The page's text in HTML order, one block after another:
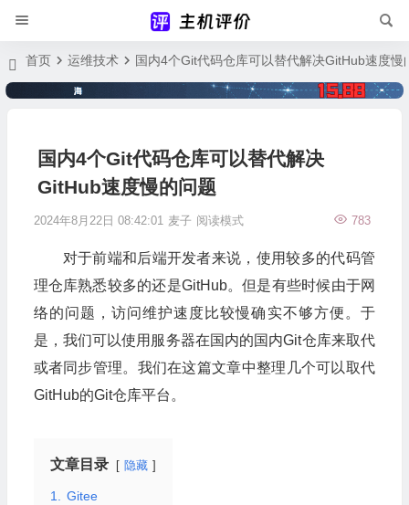
首页 运维技术 国内4个Git代码仓库可以替代解决GitHub速度慢
国内4个Git代码仓库可以替代解决
GitHub速度慢的问题
2024年8月22日 08:42:01 麦子 783
阅读模式
对于前端和后端开发者来说，使用较多的代码管
理仓库熟悉较多的还是GitHub。但是有些时候由于网
络的问题，访问维护速度比较慢确实不够方便。于
是，我们可以使用服务器在国内的国内Git仓库来取代
或者同步管理。我们在这篇文章中整理几个可以取代
GitHub的Git仓库平台。
文章目录 隐藏
1.
Gitee